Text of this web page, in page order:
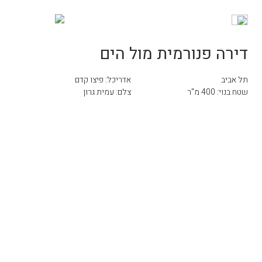
דירה פנורמית מול הים
תל אביב
שטח בנוי: 400 מ"ר
אדריכל: פיצו קדם
צלם: עמית גרון